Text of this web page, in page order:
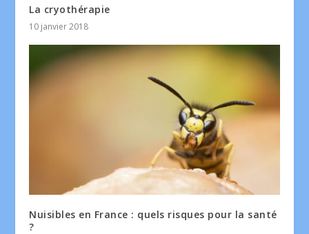
La cryothérapie
10 janvier 2018
Nuisibles en France : quels risques pour la santé
?